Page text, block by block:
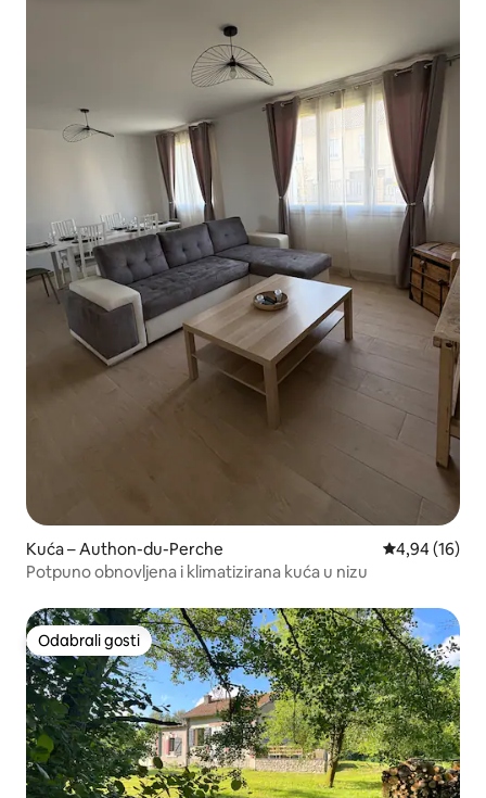
Kuća – Authon-du-Perche Prosječna
4,94 (16)
Potpuno obnovljena i klimatizirana kuća u nizu
Odabrali gosti
Odabrali gosti